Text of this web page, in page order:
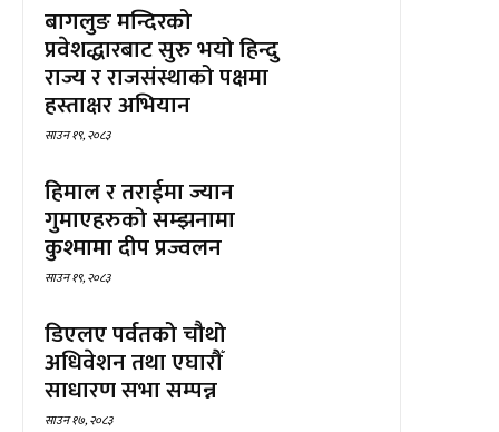
बागलुङ मन्दिरको
प्रवेशद्धारबाट सुरु भयो हिन्दु
राज्य र राजसंस्थाको पक्षमा
हस्ताक्षर अभियान
साउन १९, २०८३
हिमाल र तराईमा ज्यान
गुमाएहरुको सम्झनामा
कुश्मामा दीप प्रज्वलन
साउन १९, २०८३
डिएलए पर्वतको चौथो
अधिवेशन तथा एघारौँ
साधारण सभा सम्पन्न
साउन १७, २०८३